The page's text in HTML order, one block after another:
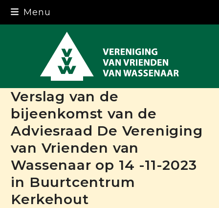
Skip
Menu
Verslag van de
bijeenkomst van de
Adviesraad De Vereniging
van Vrienden van
Wassenaar op 14 -11-2023
in Buurtcentrum
Kerkehout